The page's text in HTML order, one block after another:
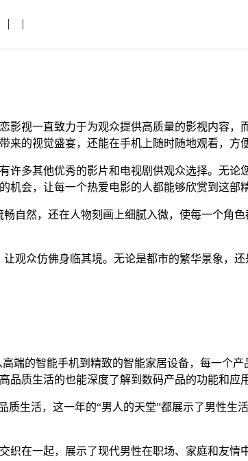
影视一直致力于为观众提供高质量的影视内容，
的视觉盛宴，还能在手机上随时随地观看，方
许多其他优秀的影片和电视剧供观众选择。无论
会，让每一个热爱电影的人都能够欣赏到这部
自然，还在人物刻画上细腻入微，使每一个角
观众仿佛身临其境。无论是都市的繁华景象，
端的智能手机到精致的智能家居设备，每一个
质生活的也能深度了解到数码产品的功能和应用
生活，这一年的“男人的天堂”都展示了男性生
在一起，展示了现代男性在职场、家庭和友情